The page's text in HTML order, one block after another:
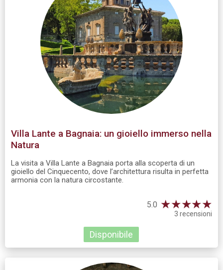
Villa Lante a Bagnaia: un gioiello immerso nella
Natura
La visita a Villa Lante a Bagnaia porta alla scoperta di un
gioiello del Cinquecento, dove l’architettura risulta in perfetta
armonia con la natura circostante.
5.0 ★★★★★
3 recensioni
Disponibile